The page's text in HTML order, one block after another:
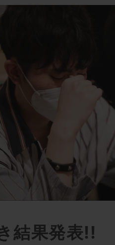
結果発表!!